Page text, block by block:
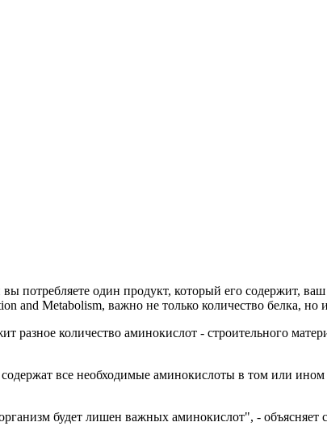
один продукт, который его содержит,
and Metabolism, важно не только количество белка,
разное количество аминокислот - строительного
все необходимые аминокислоты в том или ином
будет лишен важных аминокислот", - объясняет